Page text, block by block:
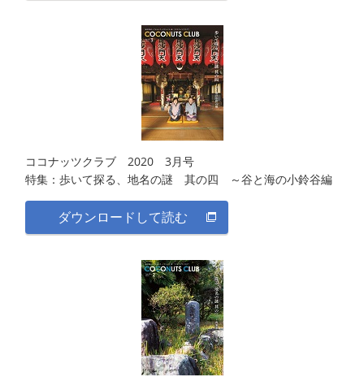
ココナッツクラブ 2020 3月号
特集：歩いて探る、地名の謎 其の四 ～谷と海の小鈴谷編
ダウンロードして読む